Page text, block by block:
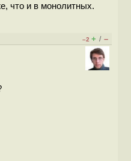
что и в монолитных.
–2 + / –